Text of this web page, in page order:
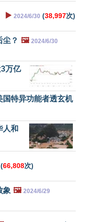
▶️ 2024/6/30 (38,997次)
尘？ 🖼️ 2024/6/30
万亿
国特异功能者透玄机
人和
(66,808次)
象 🖼️ 2024/6/29